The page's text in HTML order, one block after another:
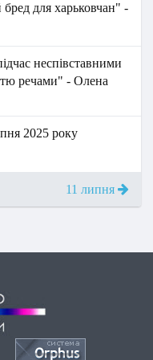
для харьковчан" -
неспівставними
речами" - Олена
2025 року
11 липня